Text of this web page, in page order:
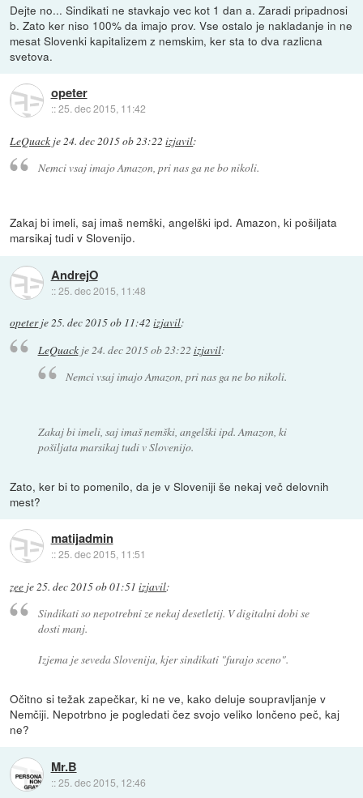
Dejte no... Sindikati ne stavkajo vec kot 1 dan a. Zaradi pripadnosi
b. Zato ker niso 100% da imajo prov. Vse ostalo je nakladanje in ne
mesat Slovenki kapitalizem z nemskim, ker sta to dva razlicna
svetova.
opeter
::25. dec 2015, 11:42
LeQuack je24. dec 2015 ob 23:22 izjavil:
Nemci vsaj imajo Amazon, pri nas ga ne bo nikoli.
Zakaj bi imeli, saj imaš nemški, angelški ipd. Amazon, ki pošiljata
marsikaj tudi v Slovenijo.
AndrejO
::25. dec 2015, 11:48
opeterje25. dec 2015 ob 11:42 izjavil:
LeQuackje24. dec 2015 ob 23:22 izjavil:
Nemci vsaj imajo Amazon, pri nas ga ne bo nikoli.
Zakaj bi imeli, saj imaš nemški, angelški ipd. Amazon, ki
pošiljata marsikaj tudi v Slovenijo.
Zato, ker bi to pomenilo, da je v Sloveniji še nekaj več delovnih
mest?
matijadmin
::25. dec 2015, 11:51
zee je25. dec 2015 ob 01:51 izjavil:
Sindikati so nepotrebni ze nekaj desetletij. V digitalni dobi se
dosti manj.
Izjema je seveda Slovenija, kjer sindikati "furajo sceno".
Očitno si težak zapečkar, ki ne ve, kako deluje soupravljanje v
Nemčiji. Nepotrbno je pogledati čez svojo veliko lončeno peč, kaj
ne?
Mr.B
::25. dec 2015, 12:46